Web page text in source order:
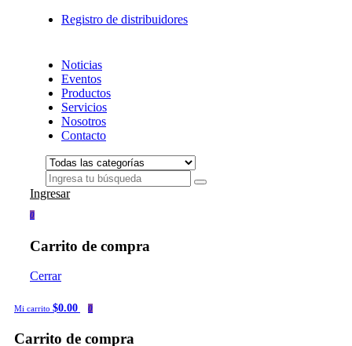
Registro de distribuidores
Noticias
Eventos
Productos
Servicios
Nosotros
Contacto
Ingresar
0
Carrito de compra
Cerrar
Mi carrito $0.00 0
Carrito de compra